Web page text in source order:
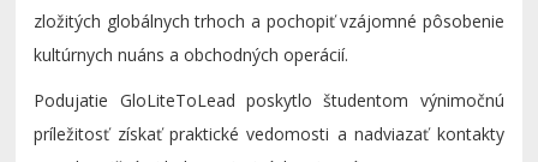
zložitých globálnych trhoch a pochopiť vzájomné pôsobenie
kultúrnych nuáns a obchodných operácií.
Podujatie GloLiteToLead poskytlo študentom výnimočnú
príležitosť získať praktické vedomosti a nadviazať kontakty